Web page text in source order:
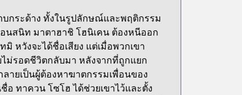
กระด้าง ทั้งในรูปลักษณ์และพฤติกรรม
นสนิท มาตาฮาชิ โฮนิเคน ต้องหนีออก
หวังจะได้ชื่อเสียง แต่เมื่อพวกเขา
ม่รอดชีวิตกลับมา หลังจากที่ถูกแยก
ายเป็นผู้ต้องหาฆาตกรรมเพื่อนของ
ทาควน โซโฮ ได้ช่วยเขาไว้และตั้ง